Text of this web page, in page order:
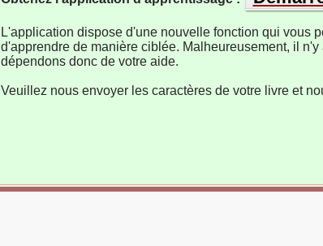
L'application dispose d'une nouvelle fonction qui vous
d'apprendre de manière ciblée. Malheureusement, il
dépendons donc de votre aide.
Veuillez nous envoyer les caractères de votre livre et